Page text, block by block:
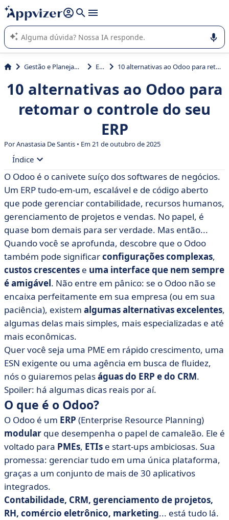
de nossa IA (várias linhas com
A IA do Appvizer o orienta no uso ou na seleção de software
SaaS para sua empresa.
Gestão e Planejamento ERP 10 alternativas ao Odoo para retomar o controle do seu ERP
10 alternativas ao Odoo para
retomar o controle do seu
ERP
Por Anastasia De Santis • Em 21 de outubro de 2025
Índice
• O que é o Odoo?
• Tabela comparativa das 10 melhores alternativas ao
Odoo
• Alternativas gerais ao Odoo
• ERP vertical para empresas de serviços, ESN, agências
• Tabela de resumo: foco nas funcionalidades das
alternativas ao Odoo
• Como você escolhe seu software de gerenciamento
(ERP/CRM)?
O Odoo é o canivete suíço dos softwares de negócios.
Um ERP tudo-em-um, escalável e de código aberto
que pode gerenciar contabilidade, recursos humanos,
gerenciamento de projetos e vendas. No papel, é
quase bom demais para ser verdade. Mas então...
Quando você se aprofunda, descobre que o Odoo
também pode significarconfigurações complexas,
custos crescentes e uma interface que nem sempre
é amigável. Não entre em pânico: se o Odoo não se
encaixa perfeitamente em sua empresa (ou em sua
paciência), existem algumas alternativas excelentes,
algumas delas mais simples, mais especializadas e até
mais econômicas.
Quer você seja uma PME em rápido crescimento, uma
ESN exigente ou uma agência em busca de fluidez,
nós o guiaremos pelaságuas do ERP e do CRM.
Spoiler: há algumas dicas reais por aí.
O que é o Odoo?
O Odoo é um ERP (Enterprise Resource Planning)
modular que desempenha o papel de camaleão. Ele é
voltado para PMEs, ETIs e start-ups ambiciosas. Sua
promessa: gerenciar tudo em uma única plataforma,
graças a um conjunto de mais de 30 aplicativos
integrados.
Contabilidade, CRM, gerenciamento de projetos,
RH, comércio eletrônico, marketing... está tudo lá.